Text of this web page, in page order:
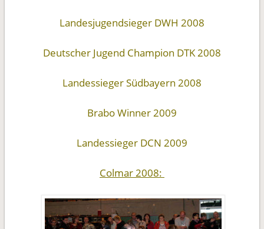
Landesjugendsieger DWH 2008
Deutscher Jugend Champion DTK 2008
Landessieger Südbayern 2008
Brabo Winner 2009
Landessieger DCN 2009
Colmar 2008: